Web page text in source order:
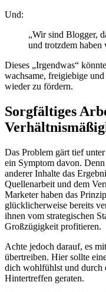
Und:
„Wir sind Blogger,
und trotzdem
Dieses „Irgendwas“
wachsame, freigiebige
wieder zu fördern.
Sorgfältiges
Das Problem gärt tief
ein Symptom davon.
anderer Inhalte das
Quellenarbeit und dem
Marketer haben das Prinzip
glücklicherweise bereits
ihnen vom strategischen
Großzügigkeit profitieren.
Achte jedoch darauf, es
übertreiben. Hier sollte
dich wohlfühlst und durch
Hintertreffen geraten.